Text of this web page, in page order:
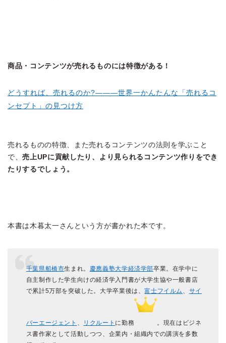
商品・コンテンツが売れるものには特徴がある！
どうすれば、売れるのか?―――世界一かんたんな「売れるコ
ンセプト」の見つけ方
売れるものの特徴、また売れるコンテンツの法則を学ぶこと
で、売上UPに貢献したり、より見られるコンテンツ作りをでき
たりするでしょう。
本書は木暮太一さんという方が書かれた本です。
千葉県船橋市生まれ。 慶應義塾大学経済学部卒業。在学中に
自主制作した学生向けの経済学入門書が大学生協や一般書店
で累計5万部を突破した。大学卒業後は、富士フイルム 、 サイ
バーエージェント 、 リクルート に勤務
。現在はビジネ
ス書作家として活動しつつ、企業内・組織内での講演を多数